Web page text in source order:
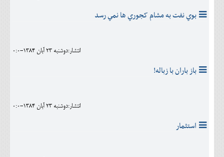
بوي نفت به مشام کجوري ها نمي رسد
انتشار:دوشنبه 23 آبان 1384-0:0
باز باران با زباله!
انتشار:دوشنبه 23 آبان 1384-0:0
استثمار